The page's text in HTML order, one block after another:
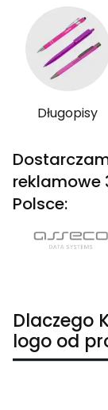
Długopisy
reklamowe
Polsce:
Dlaczego
logo od